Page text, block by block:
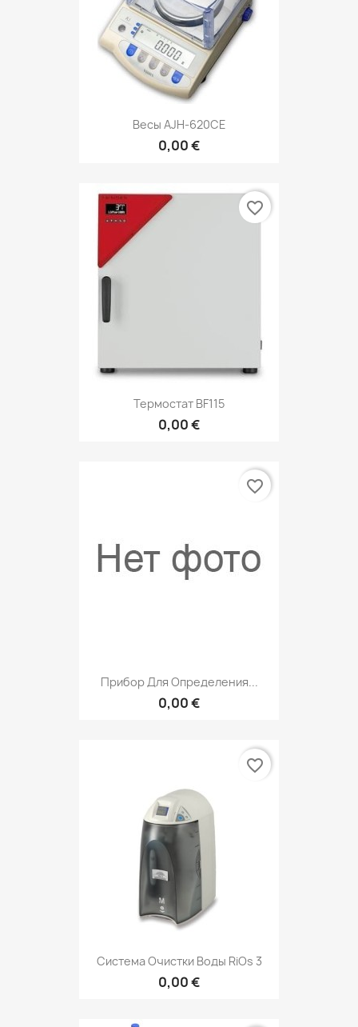
Весы AJH-620CE
0,00 €
Термостат BF115
0,00 €
favorite_border
Прибор Для Определения...
0,00 €
favorite_border
Система Очистки Воды RiOs 3
0,00 €
favorite_border